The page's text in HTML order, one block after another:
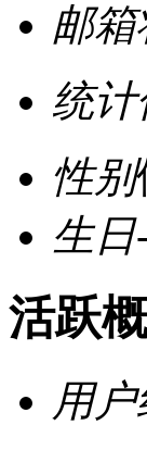
邮
统
性别
生日
活跃
用